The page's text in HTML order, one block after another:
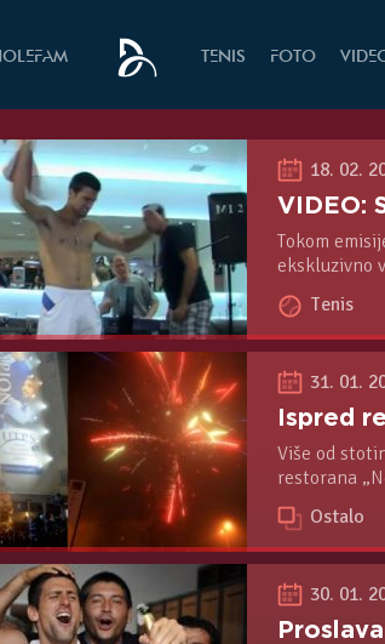
TENIS FOTO
18. 02.
Tokom
ekskluzivno
prijateljima
Tenis
31. 01.
Više od
restorana
sa
osvajanje
Ostalo
30. 01.